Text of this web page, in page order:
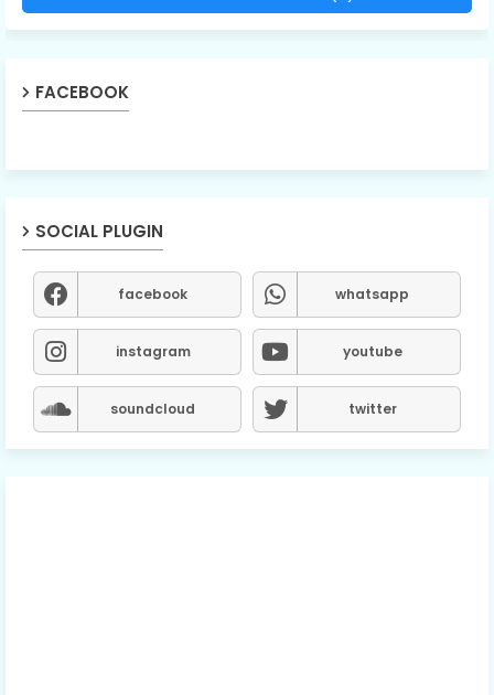
FACEBOOK
SOCIAL PLUGIN
facebook whatsapp
instagram youtube
soundcloud twitter